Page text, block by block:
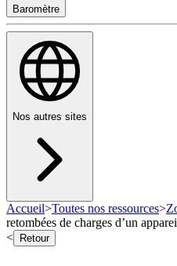
Baromètre
Nos autres sites
Accueil>Toutes nos ressources>
retombées de charges d’un
<
Retour